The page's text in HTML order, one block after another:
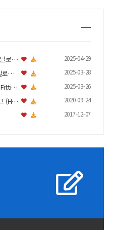
하이플럭스 고압 매니폴드 블록 카달로그 (High Pr… 2025-04-29
하이플럭스 수소용 밸브&피팅 카달로그 (Hydrogen… 2025-03-28
하이플럭스 락피팅 카달로그 (Lok Fitting Ca… 2025-03-26
하이플럭스 고압 니들밸브 카달로그 (High Press… 2020-09-24
2017-12-07